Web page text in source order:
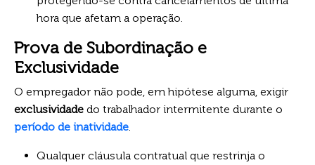
hora que afetam a operação.
Prova de Subordinação e
Exclusividade
O empregador não pode, em hipótese alguma, exigir
exclusividade do trabalhador intermitente durante o
período de inatividade.
Qualquer cláusula contratual que restrinja o